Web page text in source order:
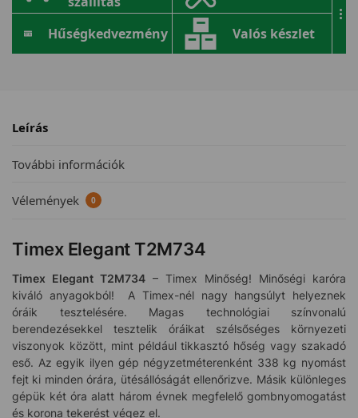
Hűségkedvezmény Valós készlet
...
Leírás
További információk
Vélemények 0
Timex Elegant T2M734
Timex Elegant T2M734 – Timex Minőség! Minőségi karóra
kiváló anyagokból! A Timex-nél nagy hangsúlyt helyeznek
óráik tesztelésére. Magas technológiai színvonalú
berendezésekkel tesztelik óráikat szélsőséges környezeti
viszonyok között, mint például tikkasztó hőség vagy szakadó
eső. Az egyik ilyen gép négyzetméterenként 338 kg nyomást
fejt ki minden órára, ütésállóságát ellenőrizve. Másik különleges
gépük két óra alatt három évnek megfelelő gombnyomogatást
és korona tekerést végez el.